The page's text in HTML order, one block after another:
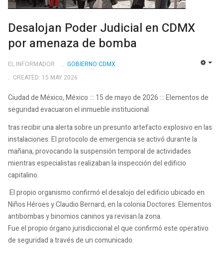
Desalojan Poder Judicial en CDMX
por amenaza de bomba
EL INFORMADOR
GOBIERNO CDMX
CREATED: 15 MAY 2026
Ciudad de México, México ::: 15 de mayo de 2026 ::: Elementos de
seguridad evacuaron el inmueble institucional
tras recibir una alerta sobre un presunto artefacto explosivo en las
instalaciones. El protocolo de emergencia se activó durante la
mañana, provocando la suspensión temporal de actividades
mientras especialistas realizaban la inspección del edificio
capitalino.
El propio organismo confirmó el desalojo del edificio ubicado en
Niños Héroes y Claudio Bernard, en la colonia Doctores. Elementos
antibombas y binomios caninos ya revisan la zona.
Fue el propio órgano jurisdiccional el que confirmó este operativo
de seguridad a través de un comunicado.